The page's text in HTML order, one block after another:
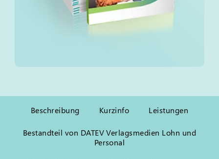
Beschreibung Kurzinfo Leistungen
Bestandteil von DATEV Verlagsmedien Lohn und
Personal